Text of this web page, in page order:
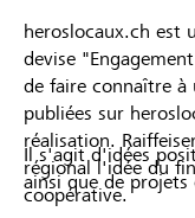
heroslocaux.ch est
devise
de faire connaître à
publiées sur
réalisation.
régional l'idée du
coopérative.
Il s'agit d'idées
ainsi que de projets